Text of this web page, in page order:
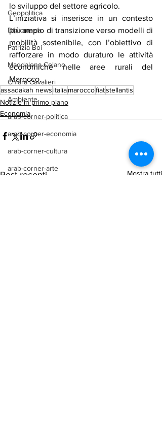
Geopolitica
Diplomazia
Patrizia Boi
Maddalena Celano
Chiara Cavalieri
Ambiente
arab-corner-politica
arab-corner-economia
arab-corner-cultura
arab-corner-arte
lo sviluppo del settore agricolo.
L’iniziativa si inserisce in un contesto
più ampio di transizione verso modelli di
mobilità sostenibile, con l’obiettivo di
rafforzare in modo duraturo le attività
economiche nelle aree rurali del
Marocco.
assadakah news italiamaroccofiatstellantis
Notizie in primo piano
Economia
Post recenti Mostra tutti